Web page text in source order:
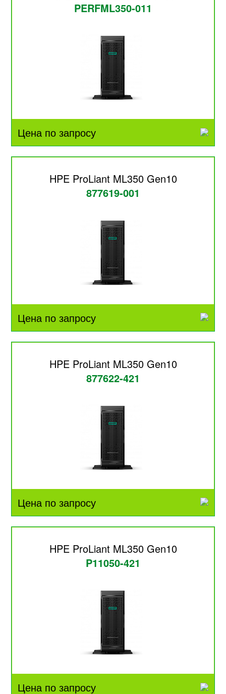
PERFML350-011
Цена по запросу
HPE ProLiant ML350 Gen10
877619-001
Цена по запросу
HPE ProLiant ML350 Gen10
877622-421
Цена по запросу
HPE ProLiant ML350 Gen10
P11050-421
Цена по запросу